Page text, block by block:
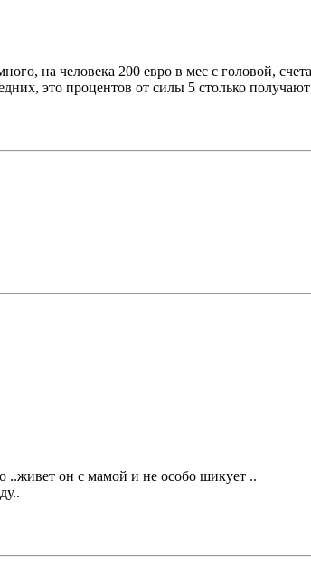
на человека 200 евро в мес с головой,
это процентов от силы 5 столько
..живет он с мамой и не особо шикует ..